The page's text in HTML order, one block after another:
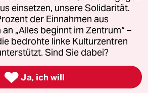
Kommune-Richtlinien
Datenschutz Impressum AGB
widerrufen (Ads)
einsetzen, unsere Solidarität.
der Einnahmen aus
„Alles beginnt im Zentrum“ –
bedrohte linke Kulturzentren
Sind Sie dabei?
 Ja, ich will